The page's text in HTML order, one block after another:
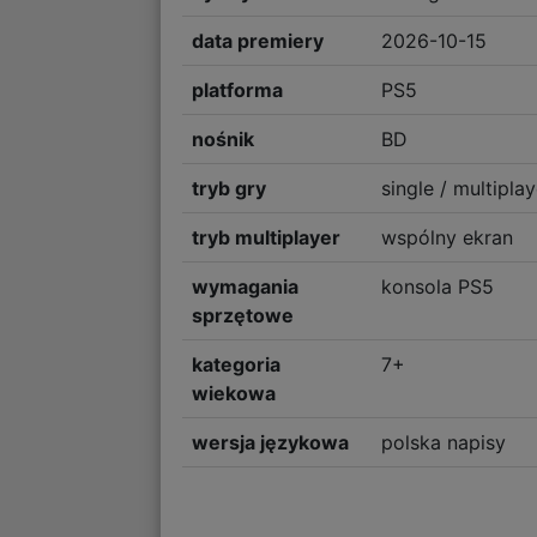
data premiery 2026-10-15
platforma PS5
nośnik BD
tryb gry single /
tryb multiplayer wspólny ekran
wymagania
sprzętowe
konsola PS5
kategoria
wiekowa
7+
wersja językowa polska napisy